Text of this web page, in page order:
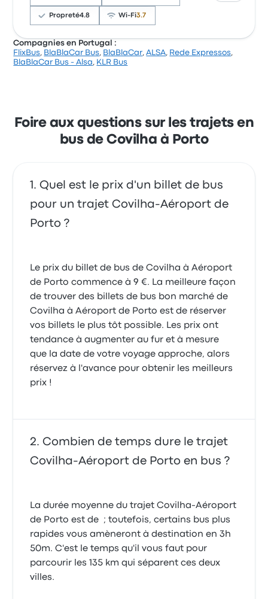
concernant le Wi-Fi. Le prix des billets FlixBus pour ce
voyage commencer à 11 €
Propreté4.8 Wi-Fi3.7
Les utilisateurs rapportent que le voyage s'est
Citi Express Covilha Porto avis clients
récents
Je pas où mon ticket por la voiage et je doivent
13 octobre 2023
Très bien. Pas de prise charge pour le téléphone….
Dommage!
5.0 sur 5 étoiles
Sylvie G.
16 mai 2023
Compagnies en Portugal :
FlixBus, BlaBlaCar Bus, BlaBlaCar,ALSA, Rede Expressos,
BlaBlaCar Bus - Alsa, KLR Bus
Foire aux questions sur les trajets en
bus de Covilha à Porto
Quel est le prix d'un billet de bus
pour un trajet Covilha-Aéroport de
Porto ?
Le prix du billet de bus de Covilha à Aéroport
de Porto commence à 9 €. La meilleure façon
de trouver des billets de bus bon marché de
Covilha à Aéroport de Porto est de réserver
vos billets le plus tôt possible. Les prix ont
tendance à augmenter au fur et à mesure
que la date de votre voyage approche, alors
réservez à l'avance pour obtenir les meilleurs
prix !
Combien de temps dure le trajet
Covilha-Aéroport de Porto en bus ?
La durée moyenne du trajet Covilha-Aéroport
de Porto est de ; toutefois, certains bus plus
rapides vous amèneront à destination en 3h
50m. C'est le temps qu'il vous faut pour
parcourir les 135 km qui séparent ces deux
villes.